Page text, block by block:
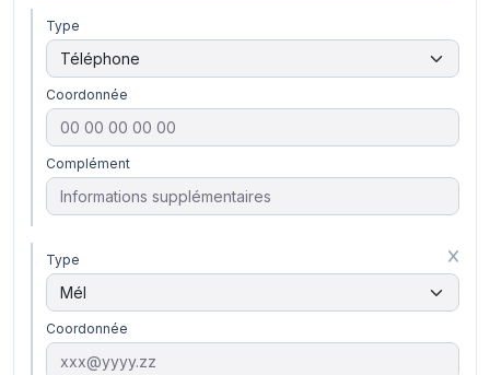
Type
Coordonnée
Complément
Type
Coordonnée